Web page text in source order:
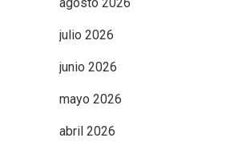
agosto 2026
julio 2026
junio 2026
mayo 2026
abril 2026